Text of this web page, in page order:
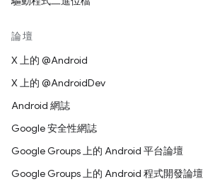
論壇
X 上的 @Android
X 上的 @AndroidDev
Android 網誌
Google 安全性網誌
Google Groups 上的 Android 平台論壇
Google Groups 上的 Android 程式開發論壇